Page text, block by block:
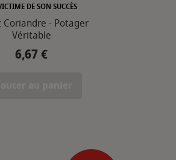
DE SON SUCCÈS
Coriandre - Potager
Véritable
Prix
6,67 €